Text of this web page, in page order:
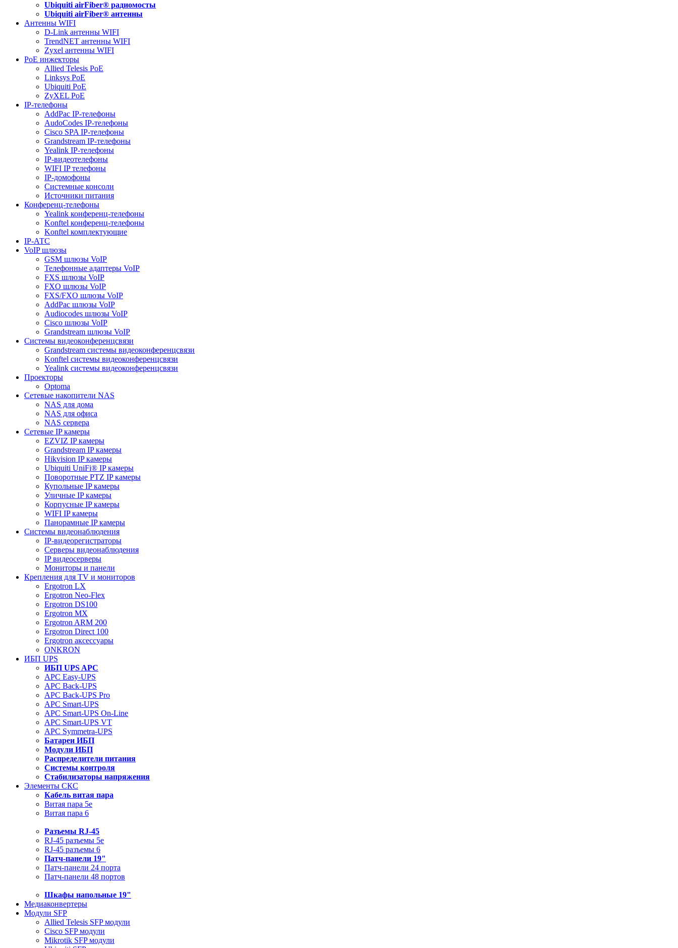
Ubiquiti airFiber® радиомосты
Ubiquiti airFiber® антенны
Антенны WIFI
D-Link антенны WIFI
TrendNET антенны WIFI
Zyxel антенны WIFI
PoE инжекторы
Allied Telesis PoE
Linksys PoE
Ubiquiti PoE
ZyXEL PoE
IP-телефоны
AddPac IP-телефоны
AudoCodes IP-телефоны
Cisco SPA IP-телефоны
Grandstream IP-телефоны
Yealink IP-телефоны
IP-видеотелефоны
WIFI IP телефоны
IP-домофоны
Системные консоли
Источники питания
Конференц-телефоны
Yealink конференц-телефоны
Konftel конференц-телефоны
Konftel комплектующие
IP-АТС
VoIP шлюзы
GSM шлюзы VoIP
Телефонные адаптеры VoIP
FXS шлюзы VoIP
FXO шлюзы VoIP
FXS/FXO шлюзы VoIP
AddPac шлюзы VoIP
Audiocodes шлюзы VoIP
Cisco шлюзы VoIP
Grandstream шлюзы VoIP
Системы видеоконференцсвязи
Grandstream системы видеоконференцсвязи
Konftel системы видеоконференцсвязи
Yealink системы видеоконференцсвязи
Проекторы
Optoma
Сетевые накопители NAS
NAS для дома
NAS для офиса
NAS сервера
Сетевые IP камеры
EZVIZ IP камеры
Grandstream IP камеры
Hikvision IP камеры
Ubiquiti UniFi® IP камеры
Поворотные PTZ IP камеры
Купольные IP камеры
Уличные IP камеры
Корпусные IP камеры
WIFI IP камеры
Панорамные IP камеры
Системы видеонаблюдения
IP-видеорегистраторы
Серверы видеонаблюдения
IP видеосерверы
Мониторы и панели
Крепления для TV и мониторов
Ergotron LX
Ergotron Neo-Flex
Ergotron DS100
Ergotron MX
Ergotron ARM 200
Ergotron Direct 100
Ergotron аксессуары
ONKRON
ИБП UPS
ИБП UPS APC
APC Easy-UPS
APC Back-UPS
APC Back-UPS Pro
APC Smart-UPS
APC Smart-UPS On-Line
APC Smart-UPS VT
APC Symmetra-UPS
Батареи ИБП
Модули ИБП
Распределители питания
Системы контроля
Стабилизаторы напряжения
Элементы СКС
Кабель витая пара
Витая пара 5e
Витая пара 6
Разъемы RJ-45
RJ-45 разъемы 5e
RJ-45 разъемы 6
Патч-панели 19"
Патч-панели 24 порта
Патч-панели 48 портов
Шкафы напольные 19"
Медиаконвертеры
Модули SFP
Allied Telesis SFP модули
Cisco SFP модули
Mikrotik SFP модули